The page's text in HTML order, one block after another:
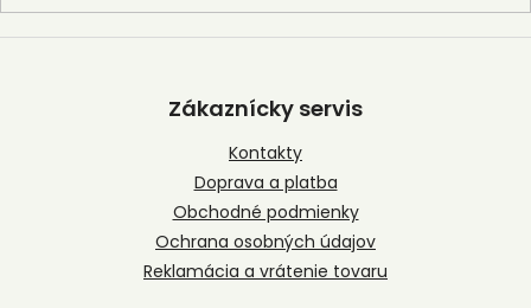
Z
Zákaznícky servis
Kontakty
Doprava a platba
Obchodné podmienky
Ochrana osobných údajov
Reklamácia a vrátenie tovaru